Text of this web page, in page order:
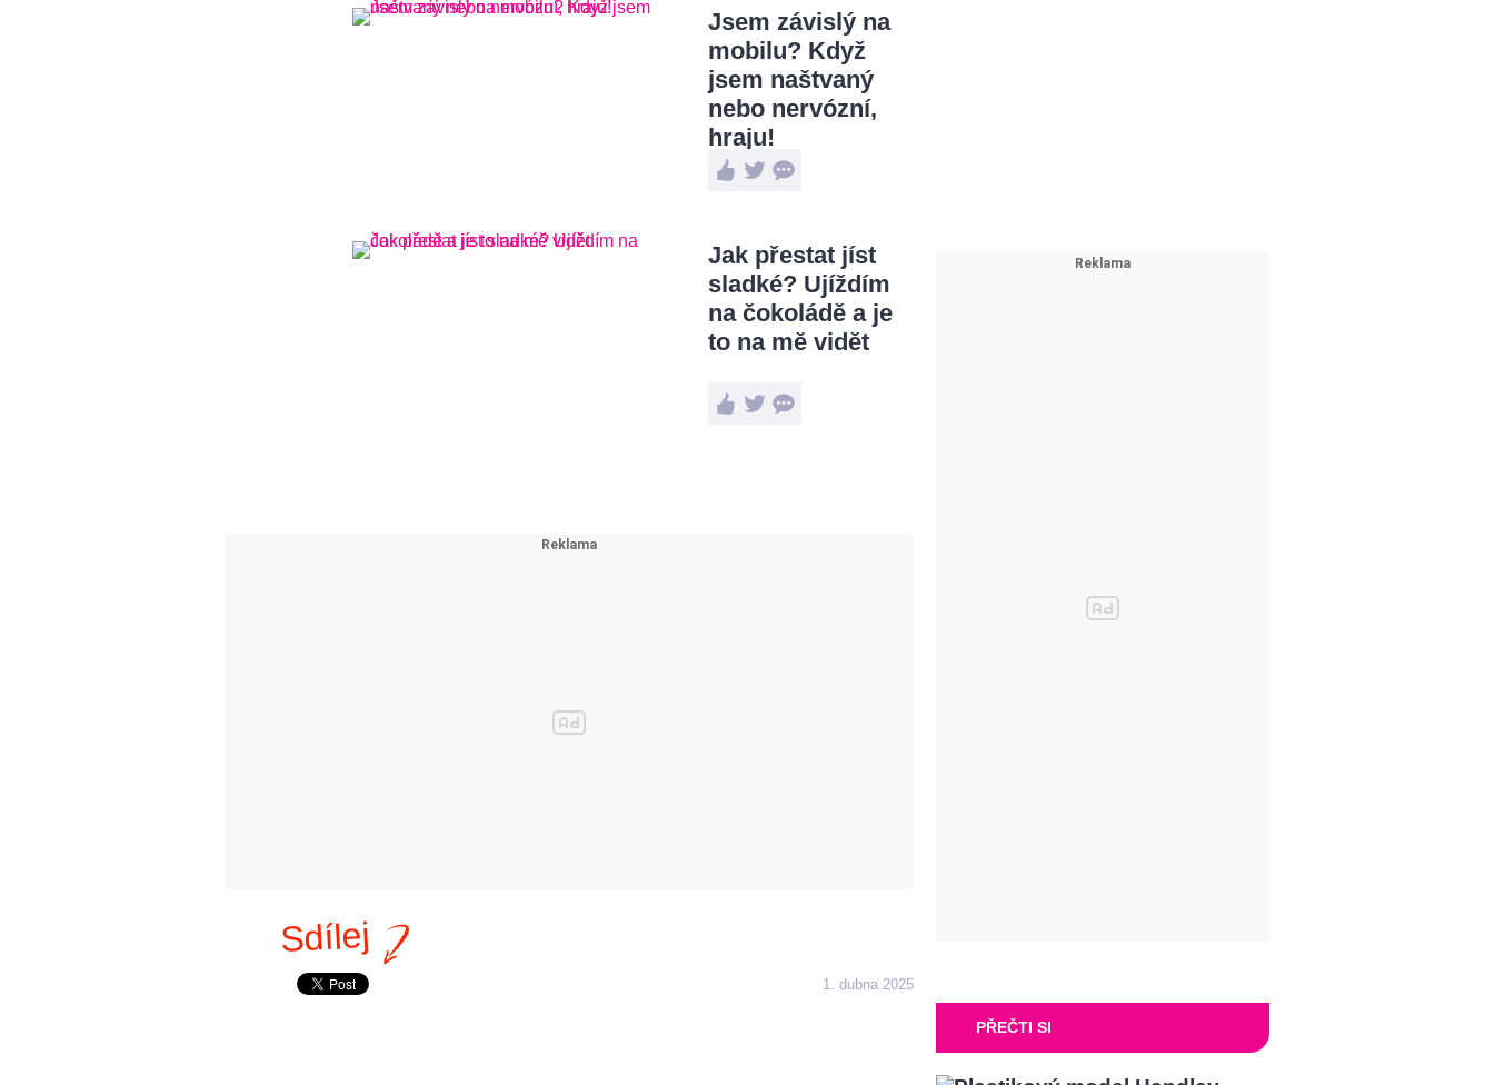
Jsem závislý na
mobilu? Když
jsem naštvaný
nebo nervózní,
hraju!
Jak přestat jíst
sladké? Ujíždím
na čokoládě a je
to na mě vidět
Sdílej
1. dubna 2025
PŘEČTI SI